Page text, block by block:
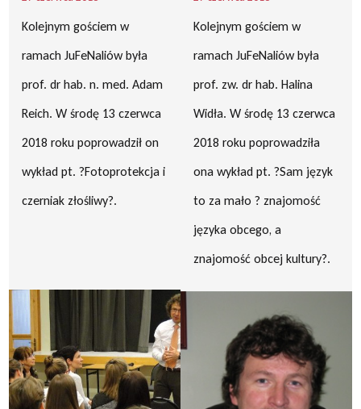
Kolejnym gościem w
ramach JuFeNaliów była
prof. dr hab. n. med. Adam
Reich. W środę 13 czerwca
2018 roku poprowadził on
wykład pt. ?Fotoprotekcja i
czerniak złośliwy?.
Kolejnym gościem w
ramach JuFeNaliów była
prof. zw. dr hab. Halina
Widła. W środę 13 czerwca
2018 roku poprowadziła
ona wykład pt. ?Sam język
to za mało ? znajomość
języka obcego, a
znajomość obcej kultury?.